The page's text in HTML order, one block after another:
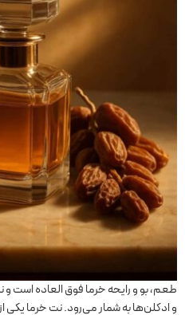
طعم،‌ بو و رایحه خرما فوق العاده است
و ادکلن‌ها به شمار می‌رود. نت خرما یکی